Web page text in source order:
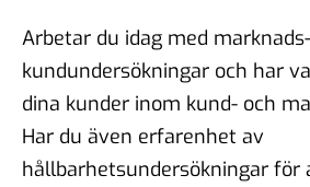
Arbetar du idag med
kundundersökningar och har
dina kunder inom kund- och
Har du även erfarenhet av
hållbarhetsundersökningar för